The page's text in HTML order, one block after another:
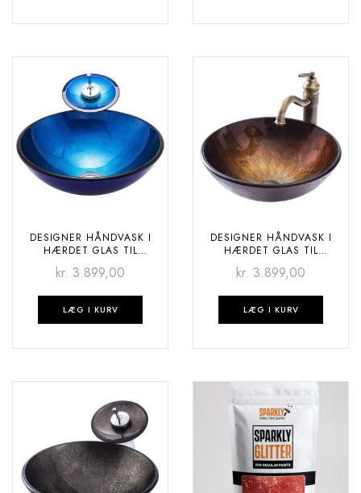
DESIGNER HÅNDVASK I
HÆRDET GLAS TIL
BADEVÆRELSET – DEEP
OCEAN
kr. 3.899,00
LÆG I KURV
DESIGNER HÅNDVASK I
HÆRDET GLAS TIL
BADEVÆRELSET – BLACK
BROWN
kr. 3.899,00
LÆG I KURV